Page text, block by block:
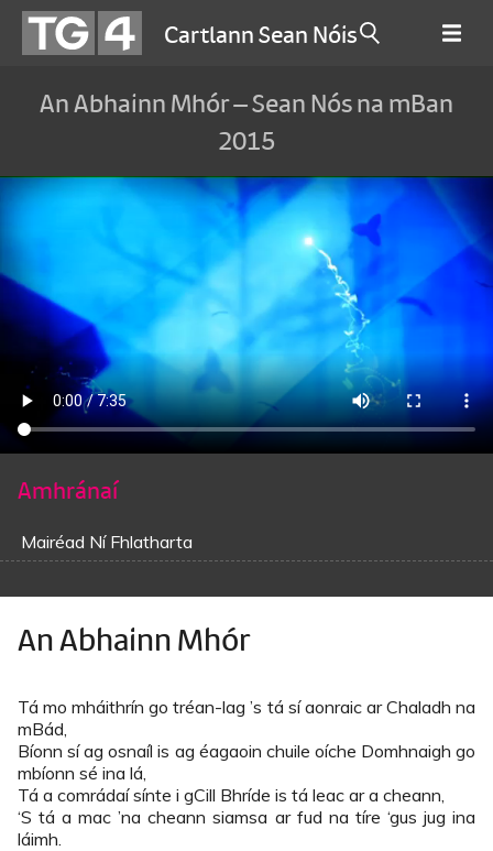
Cartlann Sean Nóis
An Abhainn Mhór – Sean Nós na mBan
2015
Amhránaí
Mairéad Ní Fhlatharta
An Abhainn Mhór
Tá mo mháithrín go tréan-lag ’s tá sí aonraic ar Chaladh na
mBád,
Bíonn sí ag osnaíl is ag éagaoin chuile oíche Domhnaigh go
mbíonn sé ina lá,
Tá a comrádaí sínte i gCill Bhríde is tá leac ar a cheann,
‘S tá a mac ’na cheann siamsa ar fud na tíre ‘gus jug ina
láimh.